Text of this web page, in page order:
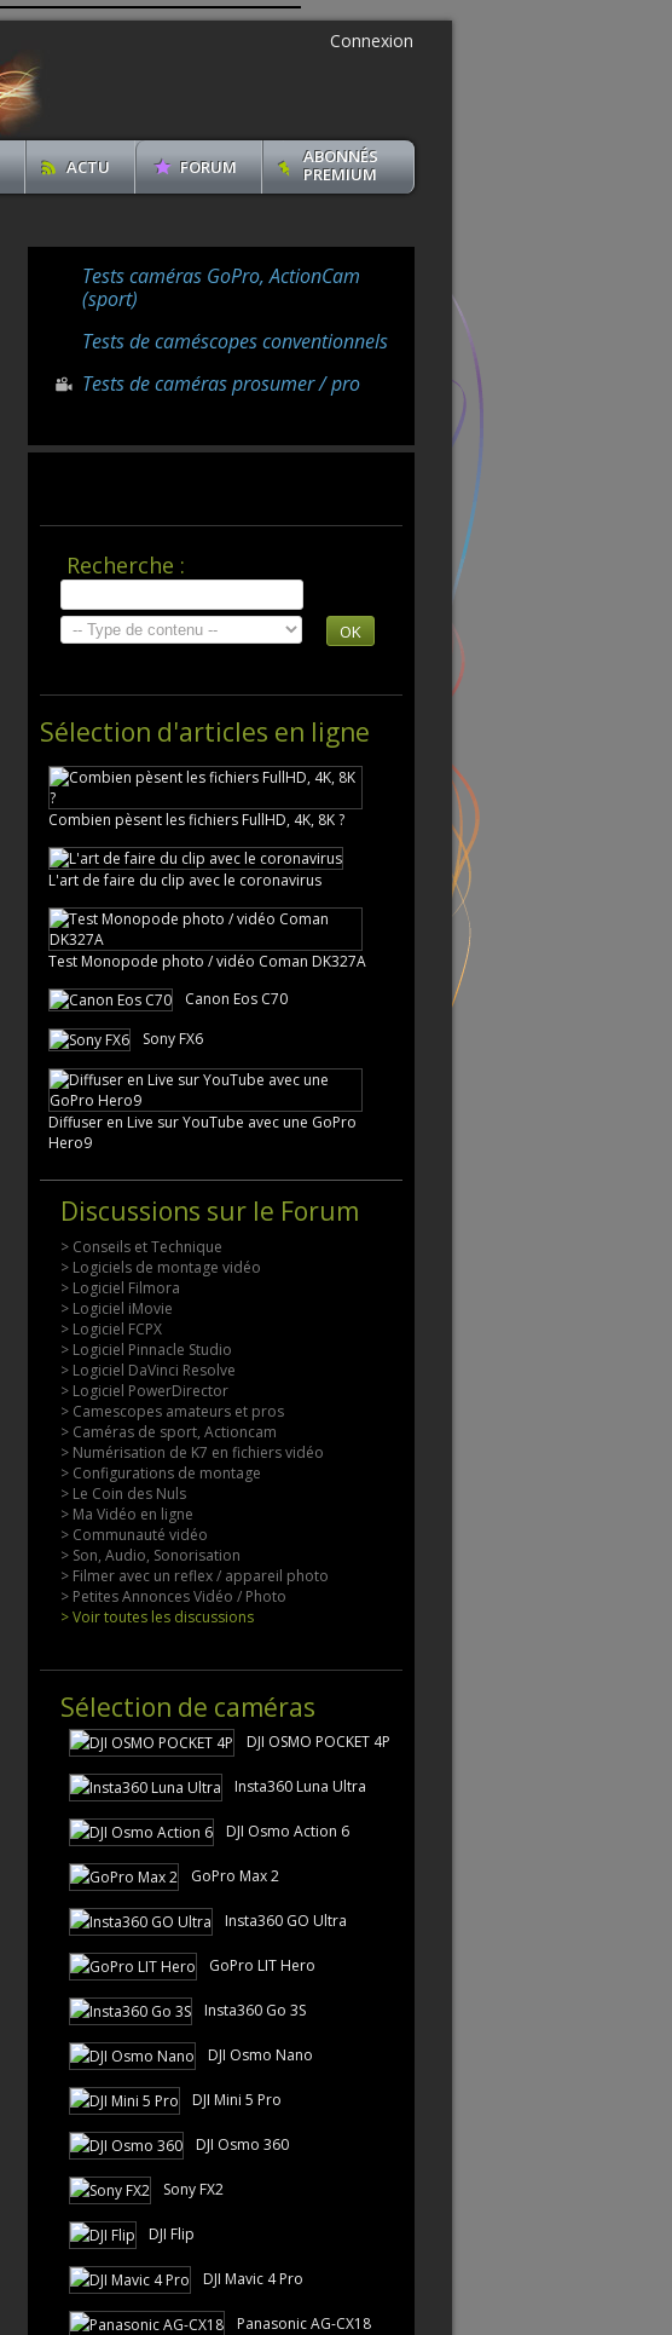
Connexion
ACTU FORUM
ABONNÉS
PREMIUM
Tests caméras GoPro, ActionCam
(sport)
Tests de caméscopes conventionnels
Tests de caméras prosumer / pro
Recherche :
OK
Sélection d'articles en ligne
Combien pèsent les fichiers FullHD, 4K, 8K ?
L'art de faire du clip avec le coronavirus
Test Monopode photo / vidéo Coman DK327A
Canon Eos C70
Sony FX6
Diffuser en Live sur YouTube avec une GoPro
Hero9
Discussions sur le Forum
> Conseils et Technique
> Logiciels de montage vidéo
> Logiciel Filmora
> Logiciel iMovie
> Logiciel FCPX
> Logiciel Pinnacle Studio
> Logiciel DaVinci Resolve
> Logiciel PowerDirector
> Camescopes amateurs et pros
> Caméras de sport, Actioncam
> Numérisation de K7 en fichiers vidéo
> Configurations de montage
> Le Coin des Nuls
> Ma Vidéo en ligne
> Communauté vidéo
> Son, Audio, Sonorisation
> Filmer avec un reflex / appareil photo
> Petites Annonces Vidéo / Photo
> Voir toutes les discussions
Sélection de caméras
DJI OSMO POCKET 4P
Insta360 Luna Ultra
DJI Osmo Action 6
GoPro Max 2
Insta360 GO Ultra
GoPro LIT Hero
Insta360 Go 3S
DJI Osmo Nano
DJI Mini 5 Pro
DJI Osmo 360
Sony FX2
DJI Flip
DJI Mavic 4 Pro
Panasonic AG-CX18